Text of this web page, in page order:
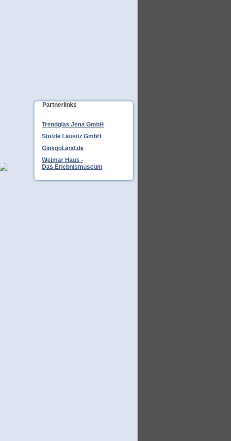
Partnerlinks
Trendglas Jena GmbH
Stölzle Lausitz GmbH
GinkgoLand.de
Weimar Haus -
Das Erlebnismuseum